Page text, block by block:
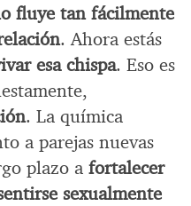
fluye tan fácilmente
. Ahora estás
esa chispa. Eso es
. La química
a parejas nuevas
plazo a fortalecer
sexualmente